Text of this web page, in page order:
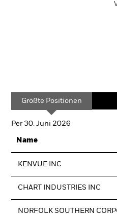
Größte Positionen
Per 30. Juni 2026
Name
KENVUE INC
CHART INDUSTRIES INC
NORFOLK SOUTHERN